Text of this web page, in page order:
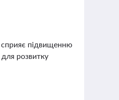
сприяє підвищенню
розвитку